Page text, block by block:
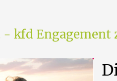
kfd Engagement